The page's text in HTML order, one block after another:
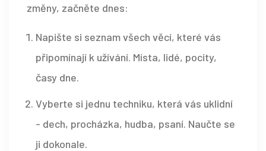
změny, začněte dnes:
Napište si seznam všech věcí, které vás
připomínají k užívání. Místa, lidé, pocity,
časy dne.
Vyberte si jednu techniku, která vás uklidní
- dech, procházka, hudba, psaní. Naučte se
ji dokonale.